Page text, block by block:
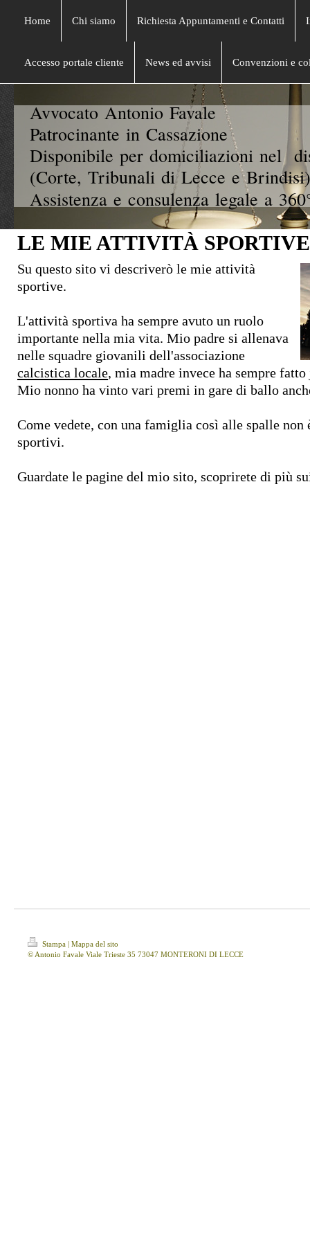
Home Chi siamo Richiesta Appuntamenti e Contatti
Accesso portale cliente News ed avvisi Convenzioni e
Avvocato Antonio Favale
Patrocinante in Cassazione
Disponibile per domiciliazioni nel
(Corte, Tribunali di Lecce e
Assistenza e consulenza legale a
LE MIE ATTIVITÀ SPORTIVE
Su questo sito vi descriverò le mie attività
sportive.
L'attività sportiva ha sempre avuto un ruolo
importante nella mia vita. Mio padre si allenava
nelle squadre giovanili dell'associazione
calcistica locale, mia madre invece ha sempre fatto
Mio nonno ha vinto vari premi in gare di ballo
Come vedete, con una famiglia così alle spalle
sportivi.
Guardate le pagine del mio sito, scoprirete di più
Stampa | Mappa del sito
© Antonio Favale Viale Trieste 35 73047 MONTERONI DI LECCE